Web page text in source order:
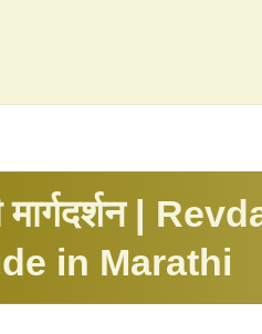
मार्गदर्शन |
in Marathi